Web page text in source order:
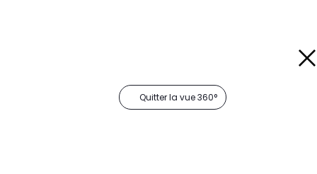
Quitter la vue 360°